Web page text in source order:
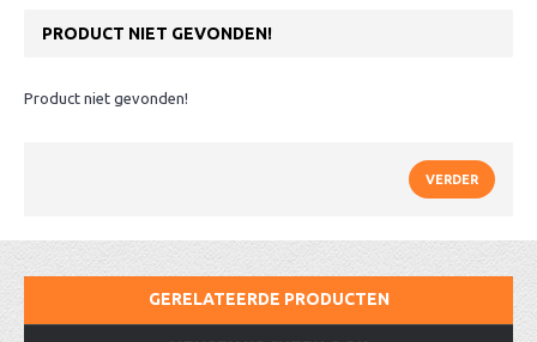
PRODUCT NIET GEVONDEN!
Product niet gevonden!
VERDER
GERELATEERDE PRODUCTEN